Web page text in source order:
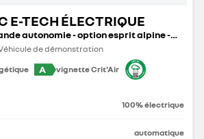
E-TECH ÉLECTRIQUE
techno 220 ch grande autonomie - option esprit alpine - 25
de démonstration
A vignette Crit'Air
100% électrique
automatique